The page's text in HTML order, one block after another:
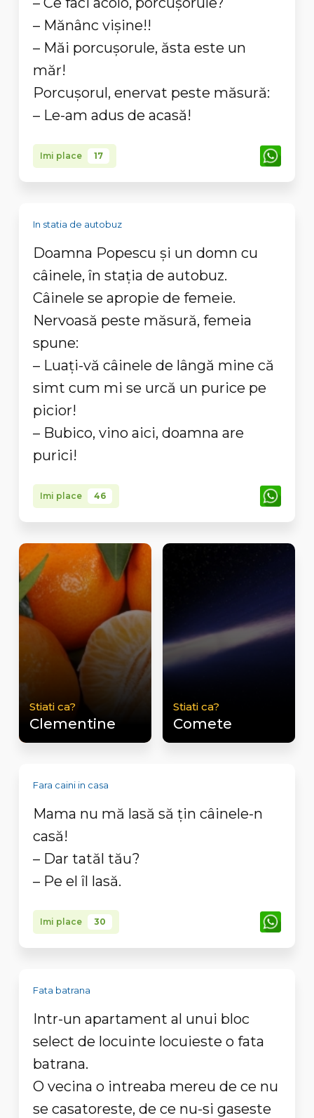
– Mănânc vişine!!
– Măi porcuşorule, ăsta este un
măr!
Porcuşorul, enervat peste măsură:
– Le-am adus de acasă!
Imi place 17
In statia de autobuz
Doamna Popescu şi un domn cu
câinele, în staţia de autobuz.
Câinele se apropie de femeie.
Nervoasă peste măsură, femeia
spune:
– Luaţi-vă câinele de lângă mine că
simt cum mi se urcă un purice pe
picior!
– Bubico, vino aici, doamna are
purici!
Imi place 46
Stiati ca?
Clementine
Stiati ca?
Comete
Fara caini in casa
Mama nu mă lasă să țin câinele-n
casă!
– Dar tatăl tău?
– Pe el îl lasă.
Imi place 30
Fata batrana
Intr-un apartament al unui bloc
select de locuinte locuieste o fata
batrana.
O vecina o intreaba mereu de ce nu
se casatoreste, de ce nu-si gaseste